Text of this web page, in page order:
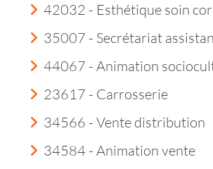
42032 - Esthétique soin
35007 - Secrétariat
44067 - Animation
23617 - Carrosserie
34566 - Vente distribution
34584 - Animation vente